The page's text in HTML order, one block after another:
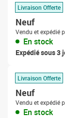
Livraison Offerte
Neuf
Vendu et expédié
En stock
Expédié sous 3
Livraison Offerte
Neuf
Vendu et expédié
En stock